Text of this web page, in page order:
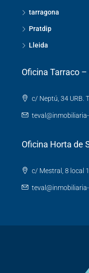
tarragona
Pratdip
Lleida
Oficina Tarraco
c/ Neptú, 34 URB.
Oficina Horta de
c/ Mestral, 8 local